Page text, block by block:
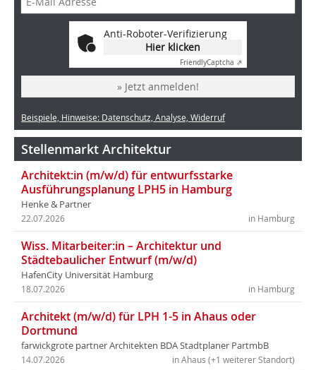
Anti-Roboter-Verifizierung
Hier klicken
FriendlyCaptcha ⇗
» Jetzt anmelden!
Beispiele, Hinweise: Datenschutz, Analyse, Widerruf
Stellenmarkt Architektur
Architekt:in (m/w/d) für entwurfsstarke
Ausführungsplanung LPH5 in Hamburg
Henke & Partner
in Hamburg
22.07.2026
Wiss. Mitarbeiter:in – Architektur und
Städtebaulicher Entwurf (m/w/d)
HafenCity Universität Hamburg
in Hamburg
18.07.2026
Architekt (m/w/d) für LPH 1-5 in Ahaus oder
Dortmund
farwickgrote partner Architekten BDA Stadtplaner PartmbB
in Ahaus (+1 weiterer Standort)
14.07.2026